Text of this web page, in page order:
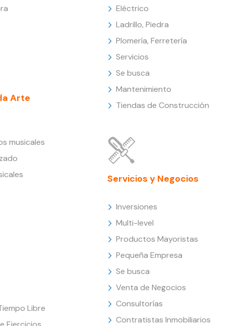
Arte
musicales
Libre
Eléctrico
Ladrillo, Piedra
Plomería, Ferretería
Servicios
Se busca
Mantenimiento
Tiendas de Construcción
Servicios y Negocios
Inversiones
Multi-level
Productos Mayoristas
Pequeña Empresa
Se busca
Venta de Negocios
Consultorías
Contratistas Inmobiliarios